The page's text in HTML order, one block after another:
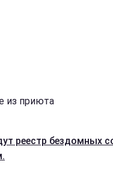
из приюта
реестр бездомных